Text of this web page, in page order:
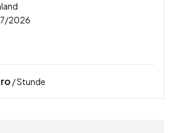
2026
/ Stunde